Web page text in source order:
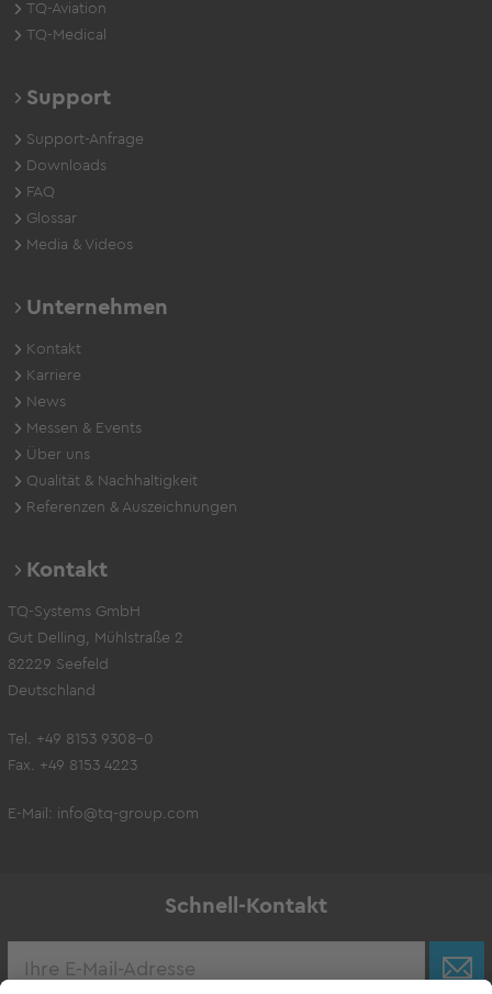
TQ-Aviation
TQ-Medical
Support
Support-Anfrage
Downloads
FAQ
Glossar
Media & Videos
Unternehmen
Kontakt
Karriere
News
Messen & Events
Über uns
Qualität & Nachhaltigkeit
Referenzen & Auszeichnungen
Kontakt
TQ-Systems GmbH
Gut Delling, Mühlstraße 2
82229 Seefeld
Deutschland
Tel. +49 8153 9308-0
Fax. +49 8153 4223
E-Mail: info@tq-group.com
Schnell-Kontakt